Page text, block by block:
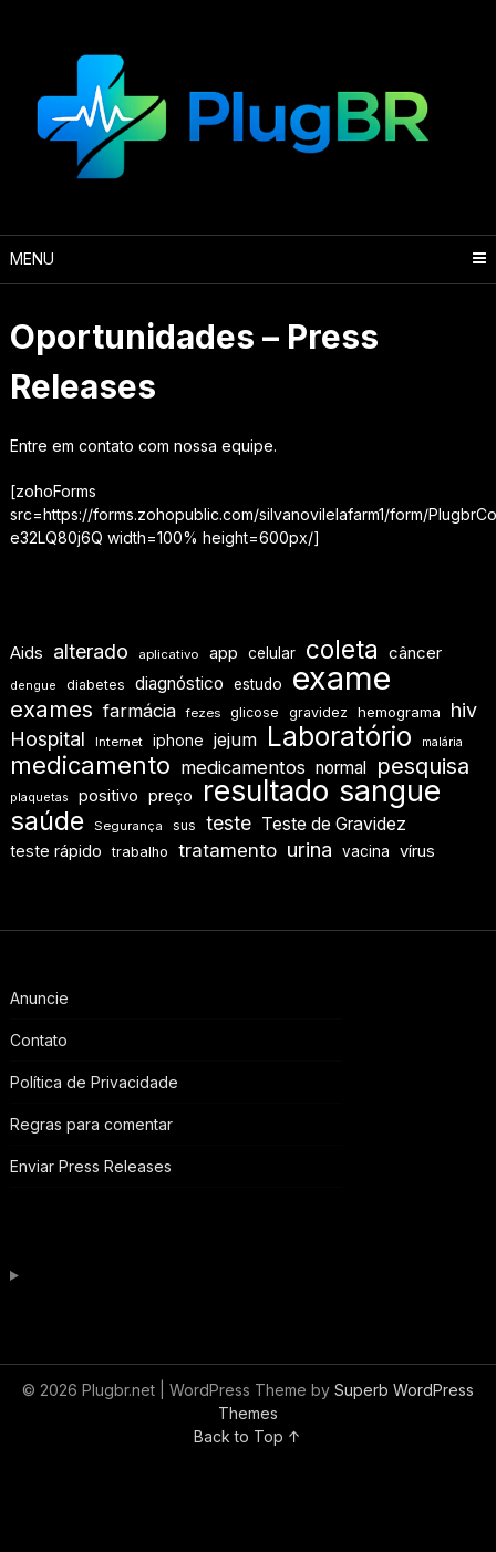
MENU
Oportunidades – Press
Releases
Entre em contato com nossa equipe.
[zohoForms
src=https://forms.zohopublic.com/silvanovilelafarm1/form/
e32LQ80j6Q width=100% height=600px/]
Aids alterado aplicativo app celular coleta câncer
dengue diabetes diagnóstico estudo exame
exames farmácia fezes glicose gravidez hemograma
hiv
Hospital
Internet iphone jejum Laboratório malária
medicamento medicamentos normal pesquisa
plaquetas positivo preço resultado sangue
saúde Segurança sus teste Teste de Gravidez
teste rápido trabalho tratamento urina vacina vírus
Anuncie
Contato
Política de Privacidade
Regras para comentar
Enviar Press Releases
© 2026 Plugbr.net | WordPress Theme by Superb WordPress
Themes
Back to Top ↑